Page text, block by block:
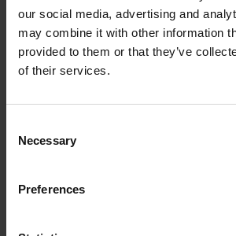
our social media, advertising and
may combine it with other information
provided to them or that they’ve
of their services.
Selection
Necessary
Preferences
169 kr. 922 kr.
Vejl. 1 229 kr.